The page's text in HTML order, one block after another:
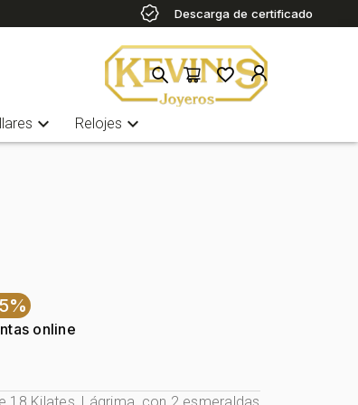
Descarga de certificado
expand_more Relojes expand_more
online